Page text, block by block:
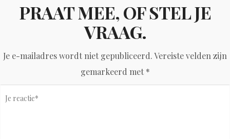
PRAAT MEE, OF STEL JE
VRAAG.
Je e-mailadres wordt niet gepubliceerd.Vereiste velden zijn
gemarkeerd met *